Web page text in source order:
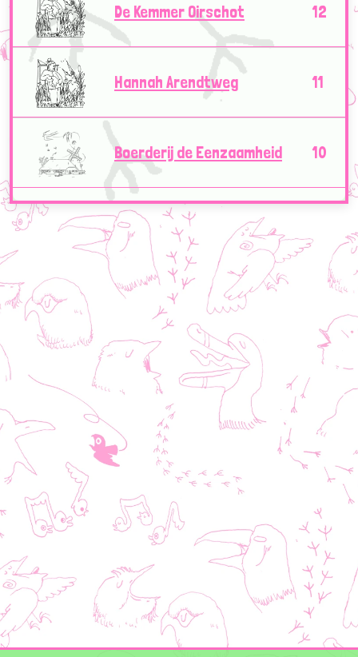
De Kemmer Oirschot 12
Hannah Arendtweg 11
Boerderij de Eenzaamheid 10